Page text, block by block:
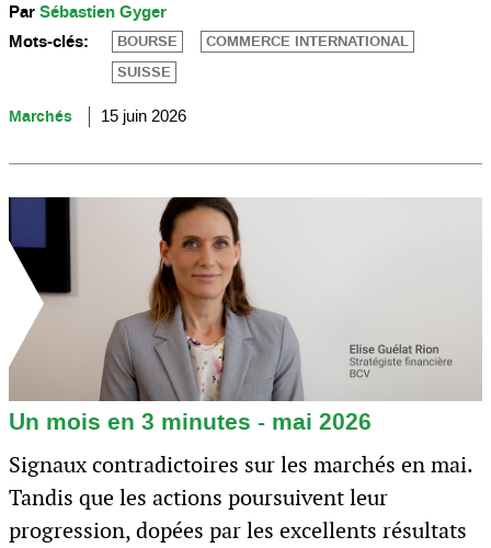
ParSébastien Gyger
Mots-clés:
BOURSE
COMMERCE INTERNATIONAL
SUISSE
Marchés 15 juin 2026
Un mois en 3 minutes - mai 2026
Signaux contradictoires sur les marchés en mai.
Tandis que les actions poursuivent leur
progression, dopées par les excellents résultats